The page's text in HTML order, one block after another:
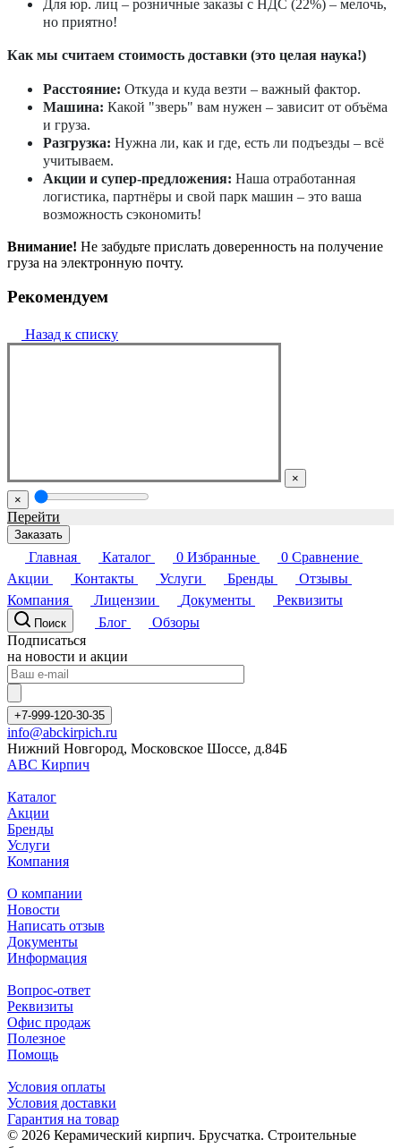
Для юр. лиц – розничные заказы с НДС (22%) – мелочь,
но приятно!
Как мы считаем стоимость доставки (это целая наука!)
Расстояние: Откуда и куда везти – важный фактор.
Машина: Какой "зверь" вам нужен – зависит от объёма
и груза.
Разгрузка: Нужна ли, как и где, есть ли подъезды – всё
учитываем.
Акции и супер-предложения: Наша отработанная
логистика, партнёры и свой парк машин – это ваша
возможность сэкономить!
Внимание! Не забудьте прислать доверенность на получение
груза на электронную почту.
Рекомендуем
Назад к списку
×
×
Перейти
Заказать
Главная Каталог 0 Избранные 0 Сравнение
Акции
Контакты Услуги Бренды
Отзывы
Компания
Лицензии Документы Реквизиты
Поиск Блог
Обзоры
Подписаться
на новости и акции
+7-999-120-30-35
info@abckirpich.ru
Нижний Новгород, Московское Шоссе, д.84Б
АВС Кирпич
Каталог
Акции
Бренды
Услуги
Компания
О компании
Новости
Написать отзыв
Документы
Информация
Вопрос-ответ
Реквизиты
Офис продаж
Полезное
Помощь
Условия оплаты
Условия доставки
Гарантия на товар
© 2026 Керамический кирпич. Брусчатка. Строительные